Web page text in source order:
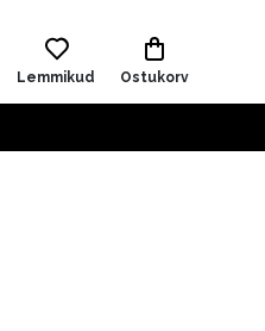
Lemmikud Ostukorv